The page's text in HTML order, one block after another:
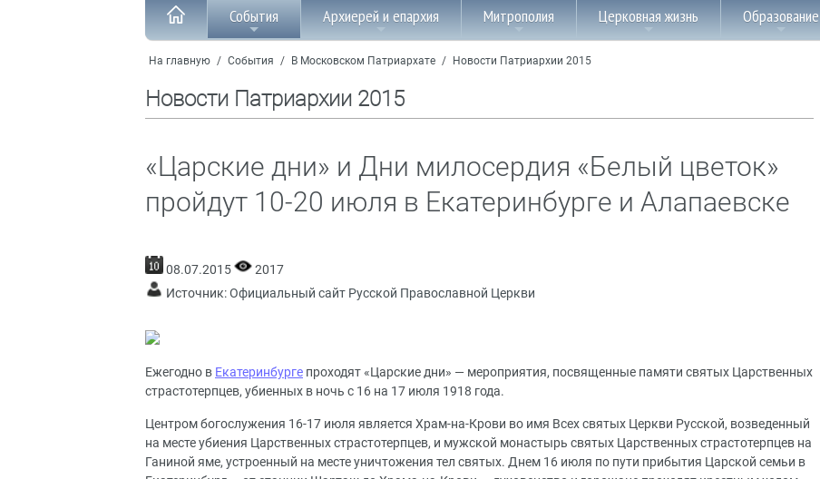
События Архиерей и епархия Митрополия Церковная жизнь Образование
На главную / События / В Московском Патриархате / Новости Патриархии 2015
Новости Патриархии 2015
«Царские дни» и Дни милосердия «Белый цветок»
пройдут 10-20 июля в Екатеринбурге и Алапаевске
08.07.2015
2017
Источник:Официальный сайт Русской Православной Церкви
Ежегодно в Екатеринбурге проходят «Царские дни» — мероприятия, посвященные памяти святых Царственных
страстотерпцев, убиенных в ночь с 16 на 17 июля 1918 года.
Центром богослужения 16-17 июля является Храм-на-Крови во имя Всех святых Церкви Русской, возведенный
на месте убиения Царственных страстотерпцев, и мужской монастырь святых Царственных страстотерпцев на
Ганиной яме, устроенный на месте уничтожения тел святых. Днем 16 июля по пути прибытия Царской семьи в